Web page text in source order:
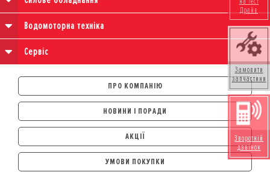
Водомоторна техніка
Сервіс
ПРО КОМПАНІЮ
НОВИНИ І ПОРАДИ
АКЦІЇ
УМОВИ ПОКУПКИ
Драйв
Замовити
запчастини
Зворотній
дзвінок